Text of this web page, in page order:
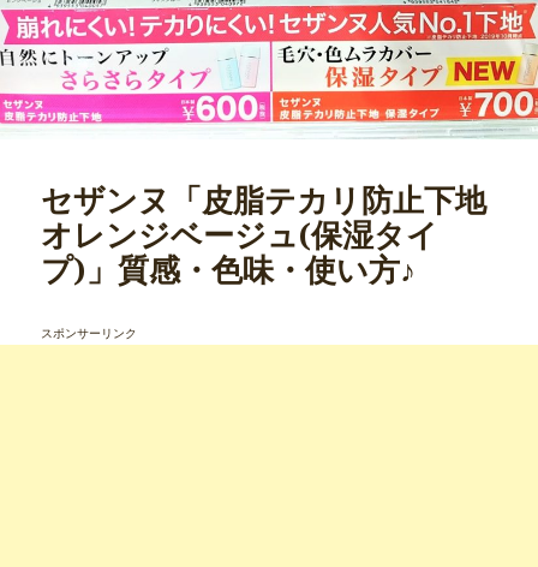
セザンヌ「皮脂テカリ防止下地
オレンジベージュ(保湿タイ
プ)」質感・色味・使い方♪
スポンサーリンク